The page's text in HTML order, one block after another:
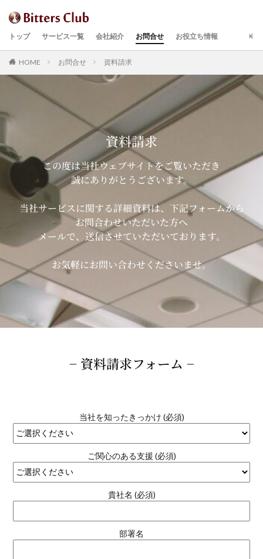
トップ サービス一覧 会社紹介 お問合せ お役立ち情報
HOME お問合せ 資料請求
資料請求
この度は当社ウェブサイトをご覧いただき
誠にありがとうございます。
当社サービスに関する詳細資料は、下記フォームから
お問合わせいただいた方へ
メールで、送信させていただいております。
お気軽にお問い合わせくださいませ。
− 資料請求フォーム −
当社を知ったきっかけ (必須)
ご関心のある支援 (必須)
貴社名 (必須)
部署名